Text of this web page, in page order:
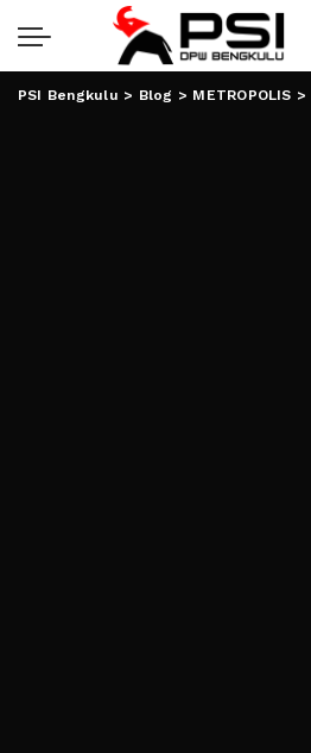
PSI Bengkulu > Blog > METROPOLIS >